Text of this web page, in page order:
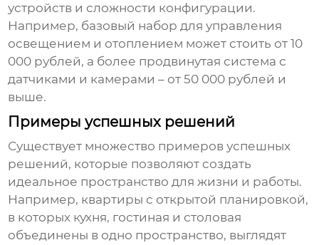
устройств и сложности конфигурации.
Например, базовый набор для управления
освещением и отоплением может стоить от 10
000 рублей, а более продвинутая система с
датчиками и камерами – от 50 000 рублей и
выше.
Примеры успешных решений
Существует множество примеров успешных
решений, которые позволяют создать
идеальное пространство для жизни и работы.
Например, квартиры с открытой планировкой,
в которых кухня, гостиная и столовая
объединены в одно пространство, выглядят